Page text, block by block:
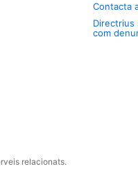
Contacta
com
relacionats.